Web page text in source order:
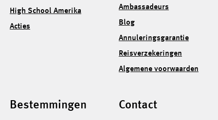
High School Amerika
Acties
Ambassadeurs
Blog
Annuleringsgarantie
Reisverzekeringen
Algemene voorwaarden
Bestemmingen Contact